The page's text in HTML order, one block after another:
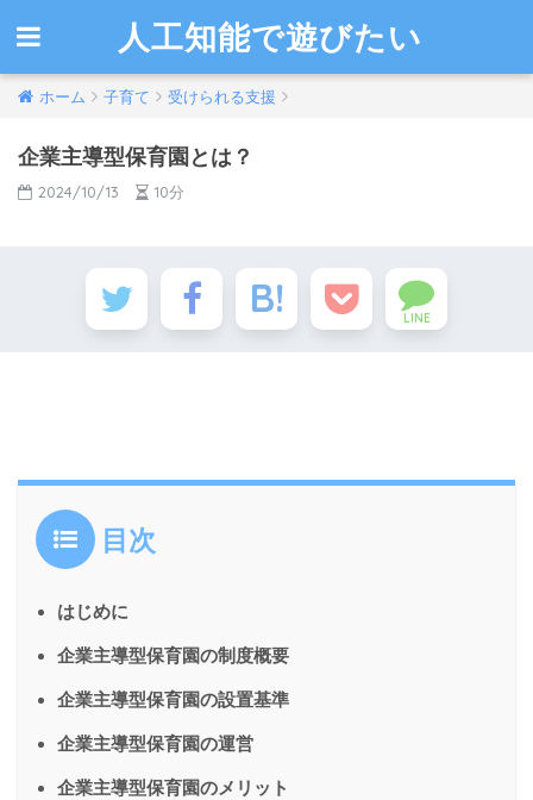
人工知能で遊びたい
ホーム 子育て 受けられる支援
企業主導型保育園とは？
2024/10/13 10分
LINE
目次
はじめに
企業主導型保育園の制度概要
企業主導型保育園の設置基準
企業主導型保育園の運営
企業主導型保育園のメリット